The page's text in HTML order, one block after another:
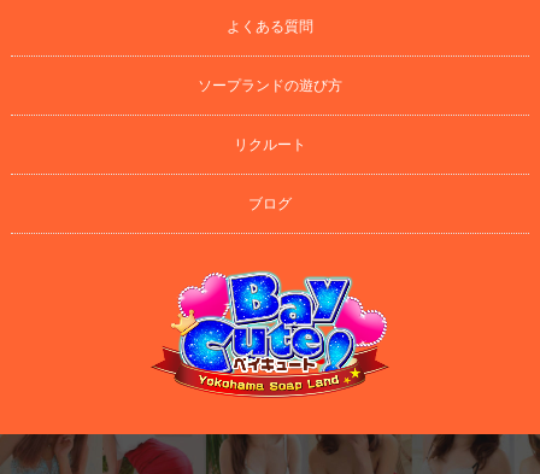
よくある質問
ソープランドの遊び方
リクルート
ブログ